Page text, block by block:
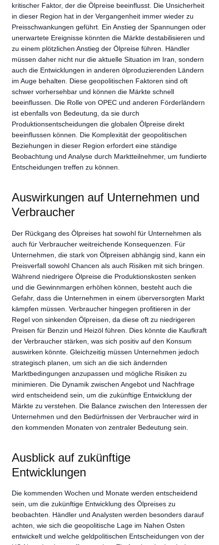
kritischer Faktor, der die Ölpreise beeinflusst. Die Unsicherheit
in dieser Region hat in der Vergangenheit immer wieder zu
Preisschwankungen geführt. Ein Anstieg der Spannungen oder
unerwartete Ereignisse könnten die Märkte destabilisieren und
zu einem plötzlichen Anstieg der Ölpreise führen. Händler
müssen daher nicht nur die aktuelle Situation im Iran, sondern
auch die Entwicklungen in anderen ölproduzierenden Ländern
im Auge behalten. Diese geopolitischen Faktoren sind oft
schwer vorhersehbar und können die Märkte schnell
beeinflussen. Die Rolle von OPEC und anderen Förderländern
ist ebenfalls von Bedeutung, da sie durch
Produktionsentscheidungen die globalen Ölpreise direkt
beeinflussen können. Die Komplexität der geopolitischen
Beziehungen in dieser Region erfordert eine ständige
Beobachtung und Analyse durch Marktteilnehmer, um fundierte
Entscheidungen treffen zu können.
Auswirkungen auf Unternehmen und
Verbraucher
Der Rückgang des Ölpreises hat sowohl für Unternehmen als
auch für Verbraucher weitreichende Konsequenzen. Für
Unternehmen, die stark von Ölpreisen abhängig sind, kann ein
Preisverfall sowohl Chancen als auch Risiken mit sich bringen.
Während niedrigere Ölpreise die Produktionskosten senken
und die Gewinnmargen erhöhen können, besteht auch die
Gefahr, dass die Unternehmen in einem überversorgten Markt
kämpfen müssen. Verbraucher hingegen profitieren in der
Regel von sinkenden Ölpreisen, da diese oft zu niedrigeren
Preisen für Benzin und Heizöl führen. Dies könnte die Kaufkraft
der Verbraucher stärken, was sich positiv auf den Konsum
auswirken könnte. Gleichzeitig müssen Unternehmen jedoch
strategisch planen, um sich an die sich ändernden
Marktbedingungen anzupassen und mögliche Risiken zu
minimieren. Die Dynamik zwischen Angebot und Nachfrage
wird entscheidend sein, um die zukünftige Entwicklung der
Märkte zu verstehen. Die Balance zwischen den Interessen der
Unternehmen und den Bedürfnissen der Verbraucher wird in
den kommenden Monaten von zentraler Bedeutung sein.
Ausblick auf zukünftige
Entwicklungen
Die kommenden Wochen und Monate werden entscheidend
sein, um die zukünftige Entwicklung des Ölpreises zu
beobachten. Händler und Analysten werden besonders darauf
achten, wie sich die geopolitische Lage im Nahen Osten
entwickelt und welche geldpolitischen Entscheidungen von der